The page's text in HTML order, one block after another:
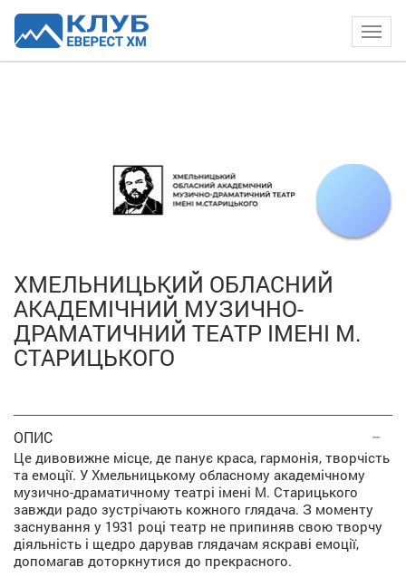
ХМЕЛЬНИЦЬКИЙ ОБЛАСНИЙ
АКАДЕМІЧНИЙ МУЗИЧНО-
ДРАМАТИЧНИЙ ТЕАТР ІМЕНІ М.
СТАРИЦЬКОГО
ОПИС
Це дивовижне місце, де панує краса, гармонія, творчість
та емоції. У Хмельницькому обласному академічному
музично-драматичному театрі імені М. Старицького
завжди радо зустрічають кожного глядача. З моменту
заснування у 1931 році театр не припиняв свою творчу
діяльність і щедро дарував глядачам яскраві емоції,
допомагав доторкнутися до прекрасного.